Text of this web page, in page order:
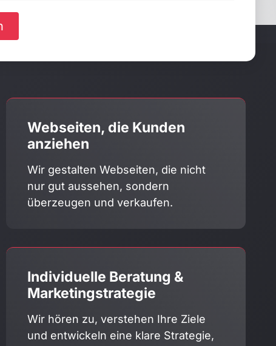
Webseiten, die Kunden
anziehen
Wir gestalten Webseiten, die nicht
nur gut aussehen, sondern
überzeugen und verkaufen.
Individuelle Beratung &
Marketingstrategie
Wir hören zu, verstehen Ihre Ziele
und entwickeln eine klare Strategie,